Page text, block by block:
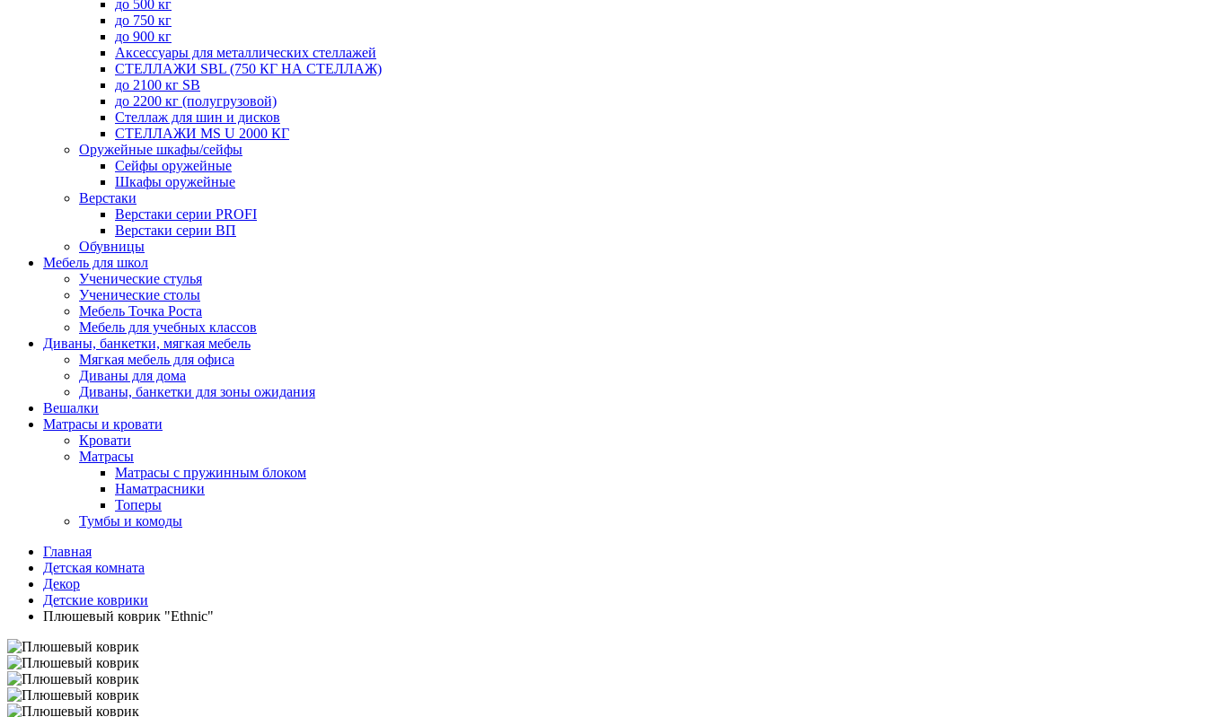
до 500 кг
до 750 кг
до 900 кг
Аксессуары для металлических стеллажей
СТЕЛЛАЖИ SBL (750 КГ НА СТЕЛЛАЖ)
до 2100 кг SB
до 2200 кг (полугрузовой)
Стеллаж для шин и дисков
СТЕЛЛАЖИ MS U 2000 КГ
Оружейные шкафы/сейфы
Сейфы оружейные
Шкафы оружейные
Верстаки
Верстаки серии PROFI
Верстаки серии ВП
Обувницы
Мебель для школ
Ученические стулья
Ученические столы
Мебель Точка Роста
Мебель для учебных классов
Диваны, банкетки, мягкая мебель
Мягкая мебель для офиса
Диваны для дома
Диваны, банкетки для зоны ожидания
Вешалки
Матрасы и кровати
Кровати
Матрасы
Матрасы с пружинным блоком
Наматрасники
Топеры
Тумбы и комоды
Главная
Детская комната
Декор
Детские коврики
Плюшевый коврик "Ethnic"